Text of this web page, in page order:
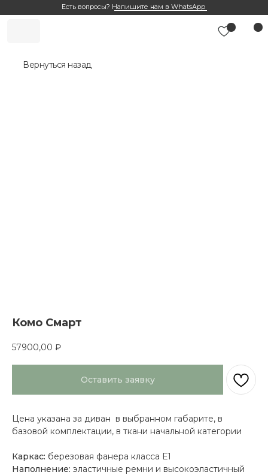
Есть вопросы? Напишите нам в WhatsApp
Вернуться назад
Комо Смарт
57900,00 ₽
Оставить заявку
Цена указана за диван в выбранном габарите, в
базовой комплектации, в ткани начальной категории
Каркас: березовая фанера класса Е1
Наполнение: эластичные ремни и высокоэластичный